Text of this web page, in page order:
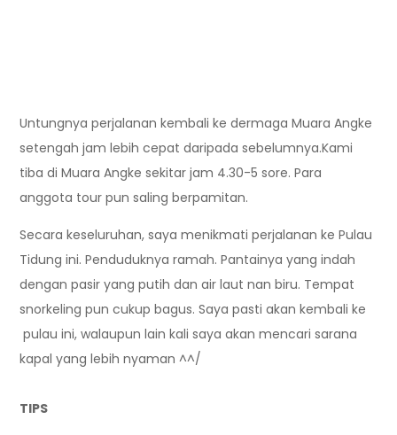
Untungnya perjalanan kembali ke dermaga Muara Angke
setengah jam lebih cepat daripada sebelumnya.Kami
tiba di Muara Angke sekitar jam 4.30-5 sore. Para
anggota tour pun saling berpamitan.
Secara keseluruhan, saya menikmati perjalanan ke Pulau
Tidung ini. Penduduknya ramah. Pantainya yang indah
dengan pasir yang putih dan air laut nan biru. Tempat
snorkeling pun cukup bagus. Saya pasti akan kembali ke
pulau ini, walaupun lain kali saya akan mencari sarana
kapal yang lebih nyaman ^^/
TIPS